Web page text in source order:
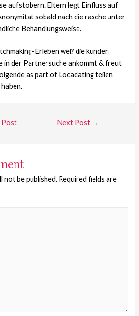
aufstobern. Eltern legt Einfluss auf
sobald nach die rasche unter
Behandlungsweise.
Erleben wei? die kunden
in der Partnersuche ankommt & freut
as part of Locadating teilen
Post Next Post →
not be published. Required fields are